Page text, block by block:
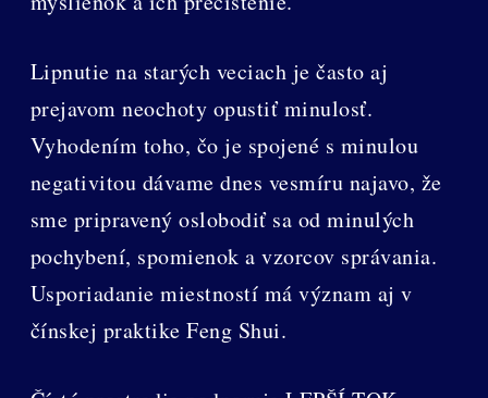
Lipnutie na starých veciach je často aj
prejavom neochoty opustiť minulosť.
Vyhodením toho, čo je spojené s minulou
negativitou dávame dnes vesmíru najavo, že
sme pripravený oslobodiť sa od minulých
pochybení, spomienok a vzorcov správania.
Usporiadanie miestností má význam aj v
čínskej praktike Feng Shui.